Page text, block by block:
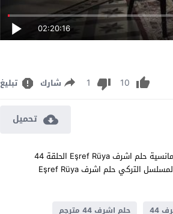
02:20:16
10
1 شارك تبليغ
تحميل
مشاهدة مسلسل حلم اشرف الحلقة 44 مترجم للعربية اون لاين جودة عالية FULL HD مسلسل الرومانسية حلم اشرف Eşref Rüya الحلقة 44
الرابعة والأربعون كاملة تحميل مباشر سيرفرات متعددة بجودات عالية 1080p 720p 480p مشاهدة المسلسل التركي حلم اشرف Eşref Rüya
44
حلم اشرف 44 مترجم